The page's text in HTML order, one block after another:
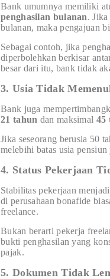
Bank umumnya memiliki
penghasilan bulanan.
bulanan, maka pengajuan
Sebagai contoh, jika
diperbolehkan berkisar
besar dari itu, bank tidak
3. Usia Tidak
Bank juga
21 tahun dan maksimal 45
Jika seseorang berusia 50
melebihi batas usia
4. Status Pekerjaan
Stabilitas pekerjaan
di perusahaan bonafide
freelance.
Bukan berarti pekerja
bukti penghasilan yang
pajak.
5. Dokumen Tidak